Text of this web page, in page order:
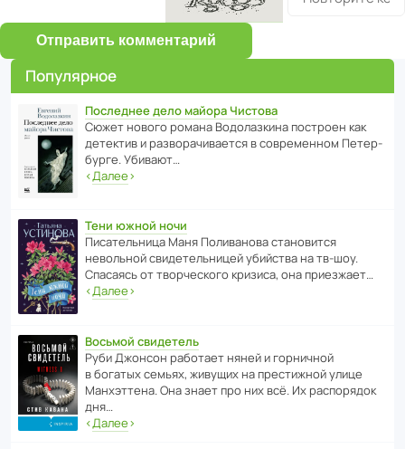
Отправить комментарий
Популярное
Последнее дело майора Чистова
Сюжет нового романа Водо­ла­з­кина пост­роен как
дете­ктив и разво­ра­чи­ва­ется в совре­менном Пете­р­
бурге. Убивают…
‹Далее›
Тени южной ночи
Писа­тель­ница Маня Поли­ва­нова стано­вится
невольной свиде­тель­ницей убийства на тв-шоу.
Спасаясь от твор­че­с­кого кризиса, она приезжает…
‹Далее›
Восьмой свидетель
Руби Джонсон рабо­тает няней и горни­чной
в богатых семьях, живущих на прес­ти­жной улице
Манх­эт­тена. Она знает про них всё. Их распо­рядок
дня…
‹Далее›